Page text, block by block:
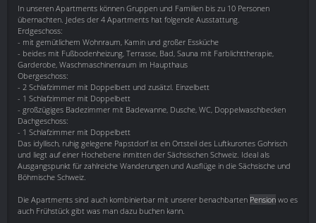
In unseren Apartments können Gruppen und Familien bis zu 10 Personen
übernachten. Jedes der 4 Apartments hat folgende Ausstattung.
Erdgeschoss:
- mit gemütlichem Wohnraum, Kamin und großer Essküche
- beides mit Fußbodenheizung, Terrasse, Bad, Sauna mit Farblichttherapie,
Garderobe, Waschmaschinenraum im Haupthaus
Obergeschoss:
- 2 Schlafzimmer mit Doppelbett und zusätzl. Einzelbett
- 1 Schlafzimmer mit Doppelbett
- großzügiges Badezimmer mit Badewanne, Dusche, WC, Doppelwaschbecken
Dachgeschoss:
- 1 Schlafzimmer mit Doppelbett
Das idyllisch, ruhig gelegene Papstdorf ist ein Ortsteil des Luftkurortes Gohrisch
und liegt auf einer Hochebene inmitten der Sächsischen Schweiz. Ideal als
Ausgangspunkt für zahlreiche Wanderungen und Ausflüge in die Sächsische und
Böhmische Schweiz.
Die Apartments sind auch kombinierbar mit unserer benachbarten Pension wo es
auch Frühstück gibt was man dazu buchen kann.